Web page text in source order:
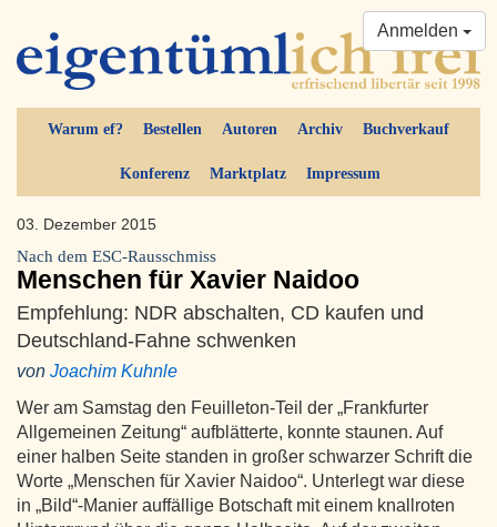
Warum ef? Bestellen Autoren Archiv Buchverkauf
Konferenz Marktplatz Impressum
Anmelden
03. Dezember 2015
Nach dem ESC-Rausschmiss
Menschen für Xavier Naidoo
Empfehlung: NDR abschalten, CD kaufen und
Deutschland-Fahne schwenken
von Joachim Kuhnle
Wer am Samstag den Feuilleton-Teil der „Frankfurter
Allgemeinen Zeitung“ aufblätterte, konnte staunen. Auf
einer halben Seite standen in großer schwarzer Schrift die
Worte „Menschen für Xavier Naidoo“. Unterlegt war diese
in „Bild“-Manier auffällige Botschaft mit einem knallroten